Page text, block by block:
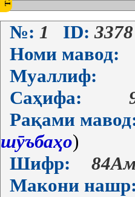
№: 1 ID: 3378
Номи мавод:
Муаллиф:
Саҳифа:
Рақами
шӯъбаҳо)
Шифр:
Макони нашр: